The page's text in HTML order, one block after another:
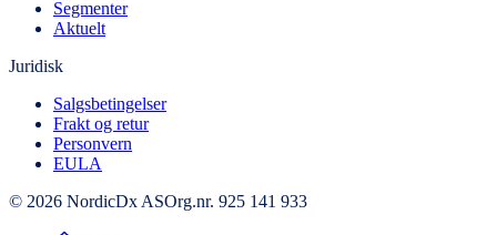
Segmenter
Aktuelt
Juridisk
Salgsbetingelser
Frakt og retur
Personvern
EULA
© 2026 NordicDx ASOrg.nr. 925 141 933